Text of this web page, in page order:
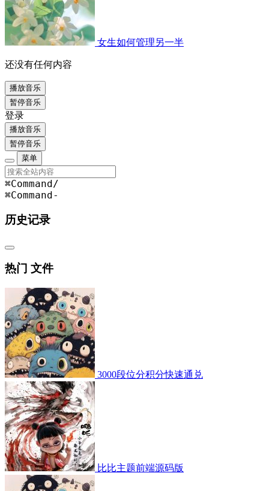
女生如何管理另一半
还没有任何内容
播放音乐
暂停音乐
登录
播放音乐
暂停音乐
菜单
⌘Command /
⌘Command -
历史记录
热门 文件
3000段位分积分快速通兑
比比主题前端源码版